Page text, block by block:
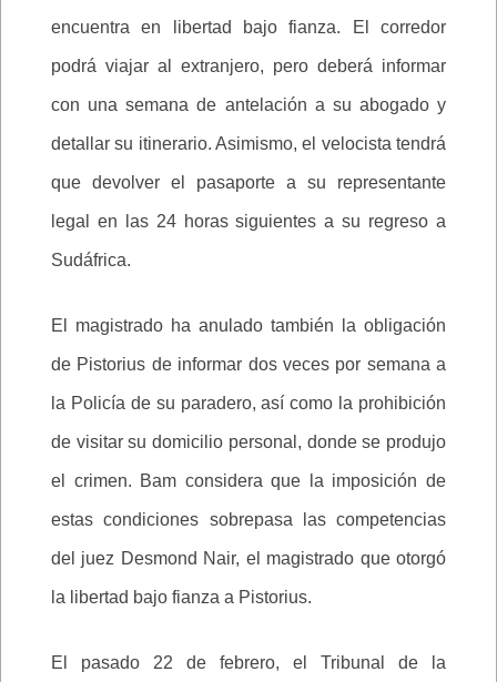
encuentra en libertad bajo fianza. El corredor
podrá viajar al extranjero, pero deberá informar
con una semana de antelación a su abogado y
detallar su itinerario. Asimismo, el velocista tendrá
que devolver el pasaporte a su representante
legal en las 24 horas siguientes a su regreso a
Sudáfrica.
El magistrado ha anulado también la obligación
de Pistorius de informar dos veces por semana a
la Policía de su paradero, así como la prohibición
de visitar su domicilio personal, donde se produjo
el crimen. Bam considera que la imposición de
estas condiciones sobrepasa las competencias
del juez Desmond Nair, el magistrado que otorgó
la libertad bajo fianza a Pistorius.
El pasado 22 de febrero, el Tribunal de la